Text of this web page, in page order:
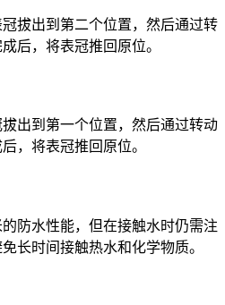
拔出到第二个位置，然后通过转
后，将表冠推回原位。
出到第一个位置，然后通过转动
，将表冠推回原位。
防水性能，但在接触水时仍需注
长时间接触热水和化学物质。